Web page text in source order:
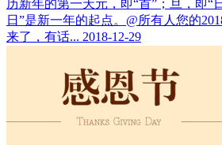
历新年的第一天元，即“首”；旦，即“
日”是新一年的起点。@所有人您的
来了，有话... 2018-12-29